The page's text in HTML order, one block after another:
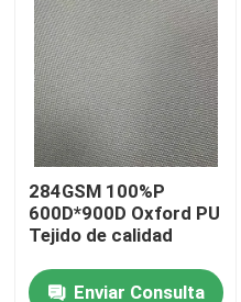
Contacto
noticias
Todos los casos
Tela de la memoria del
Tela del tafetán del
284GSM 100%P
600D*900D Oxford PU
Tejido de calidad
Enviar Consulta